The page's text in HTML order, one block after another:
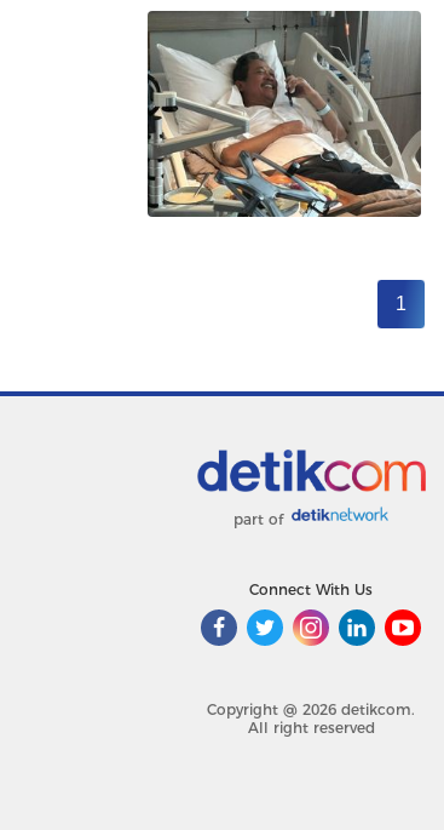
1
part of
Connect With Us
Copyright @ 2026 detikcom.
All right reserved